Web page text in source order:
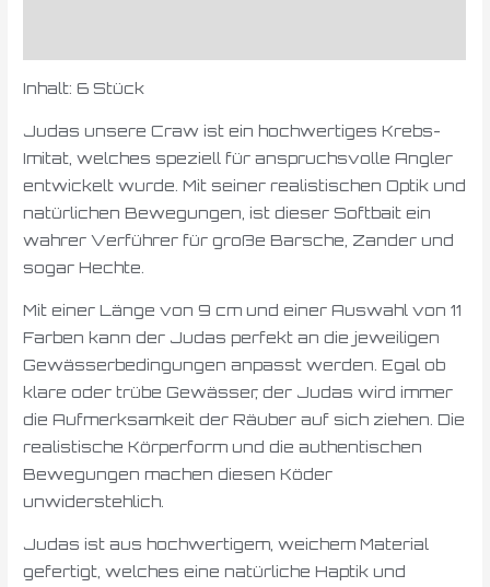
Inhalt: 6 Stück
Judas unsere Craw ist ein hochwertiges Krebs-
Imitat, welches speziell für anspruchsvolle Angler
entwickelt wurde. Mit seiner realistischen Optik und
natürlichen Bewegungen, ist dieser Softbait ein
wahrer Verführer für große Barsche, Zander und
sogar Hechte.
Mit einer Länge von 9 cm und einer Auswahl von 11
Farben kann der Judas perfekt an die jeweiligen
Gewässerbedingungen anpasst werden. Egal ob
klare oder trübe Gewässer, der Judas wird immer
die Aufmerksamkeit der Räuber auf sich ziehen. Die
realistische Körperform und die authentischen
Bewegungen machen diesen Köder
unwiderstehlich.
Judas ist aus hochwertigem, weichem Material
gefertigt, welches eine natürliche Haptik und